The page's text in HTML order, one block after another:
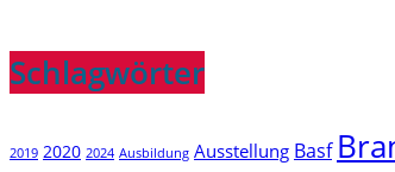
Schlagwörter
2019 2020 2024 Ausbildung Ausstellung Basf